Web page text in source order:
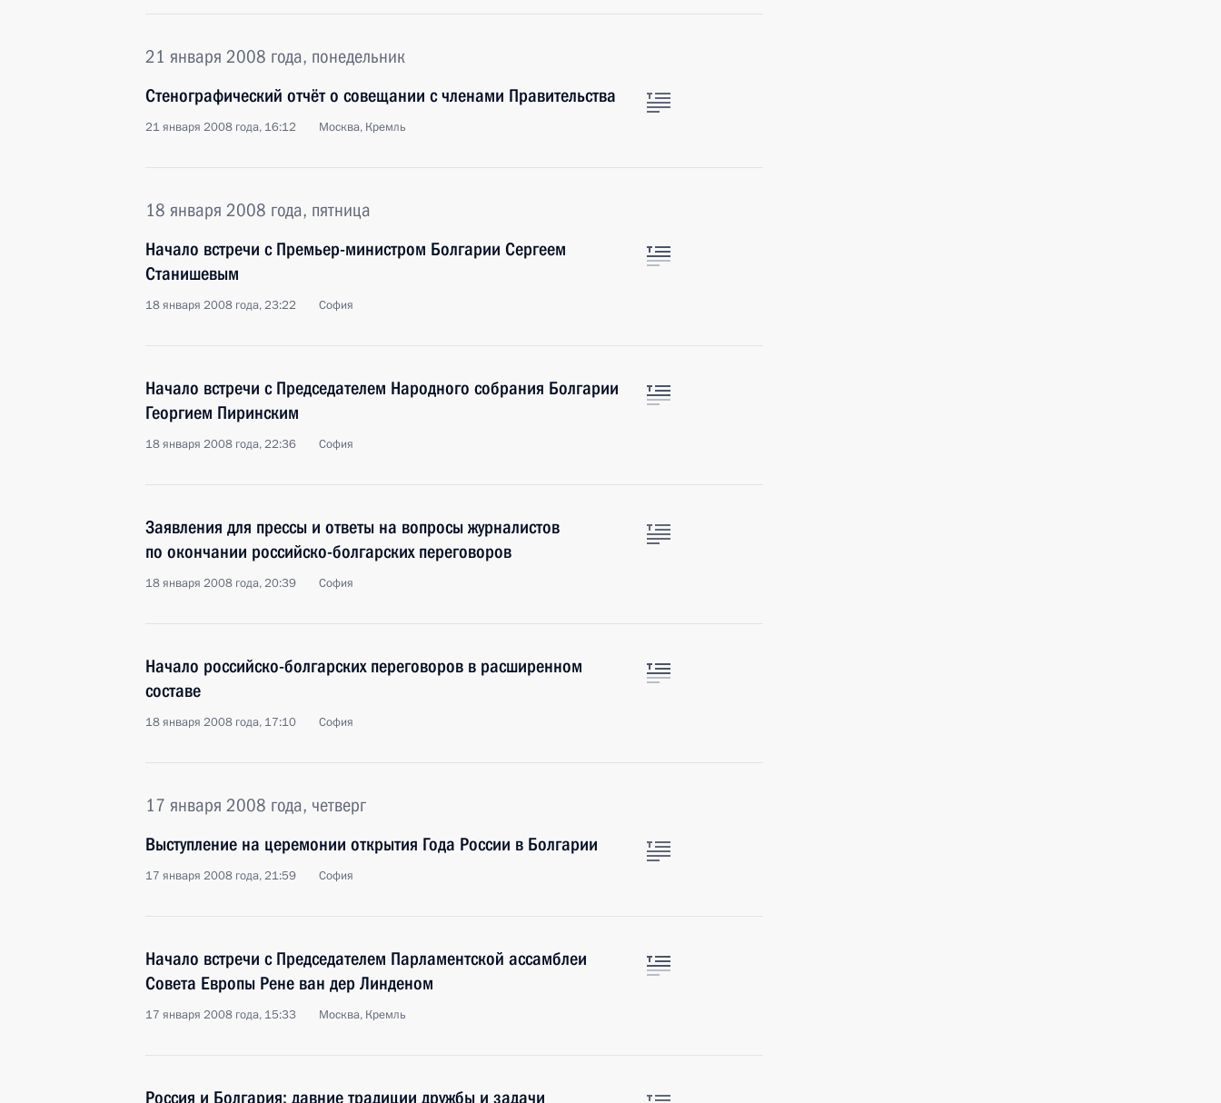
21 января 2008 года, понедельник
Стенографический отчёт о совещании с членами Правительства
21 января 2008 года, 16:12 Москва, Кремль
18 января 2008 года, пятница
Начало встречи с Премьер-министром Болгарии Сергеем
Станишевым
18 января 2008 года, 23:22 София
Начало встречи с Председателем Народного собрания Болгарии
Георгием Пиринским
18 января 2008 года, 22:36 София
Заявления для прессы и ответы на вопросы журналистов
по окончании российско-болгарских переговоров
18 января 2008 года, 20:39 София
Начало российско-болгарских переговоров в расширенном
составе
18 января 2008 года, 17:10 София
17 января 2008 года, четверг
Выступление на церемонии открытия Года России в Болгарии
17 января 2008 года, 21:59 София
Начало встречи с Председателем Парламентской ассамблеи
Совета Европы Рене ван дер Линденом
17 января 2008 года, 15:33 Москва, Кремль
Россия и Болгария: давние традиции дружбы и задачи